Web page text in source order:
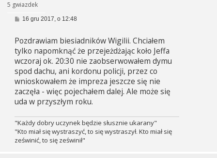
5 gwiazdek
P
t
16 gru 2017, o 12:48
Pozdrawiam biesiadników Wigilii. Chciałem
tylko napomknąć że przejeżdżając koło Jeffa
wczoraj ok. 20:30 nie zaobserwowałem dymu
spod dachu, ani kordonu policji, przez co
wnioskowałem że impreza jeszcze się nie
zaczęła - więc pojechałem dalej. Ale może się
uda w przyszłym roku.
"Każdy dobry uczynek będzie słusznie ukarany"
"Kto miał się wystraszyć, to się wystraszył. Kto miał się
ześwinić, to się ześwinił"